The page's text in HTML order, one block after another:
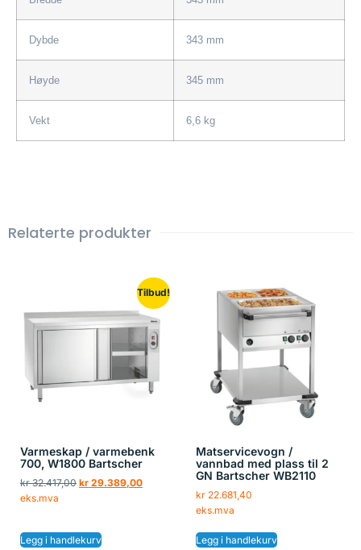
Dybde 343 mm
Høyde 345 mm
Vekt 6,6 kg
Relaterte produkter
Tilbud!
Varmeskap / varmebenk
700, W1800 Bartscher
kr32.417,00 kr 29.389,00
eks.mva
Legg i handlekurv
Matservicevogn /
vannbad med plass til 2
GN Bartscher WB2110
kr22.681,40
eks.mva
Legg i handlekurv